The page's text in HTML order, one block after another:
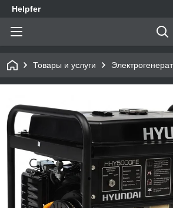
Helpfer
Товары и услуги